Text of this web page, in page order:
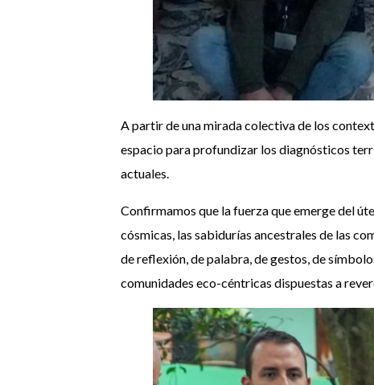
A partir de una mirada colectiva de los
espacio para profundizar los diagnósticos
actuales.
Confirmamos que la fuerza que emerge del
cósmicas, las sabidurías ancestrales de las
de reflexión, de palabra, de gestos, de
comunidades eco-céntricas dispuestas a